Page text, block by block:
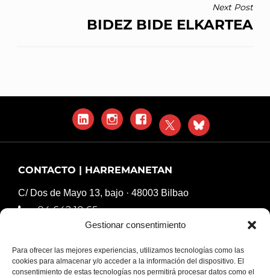
Gestionar consentimiento
Para ofrecer las mejores experiencias, utilizamos tecnologías como las
cookies para almacenar y/o acceder a la información del dispositivo. El
consentimiento de estas tecnologías nos permitirá procesar datos como el
Next Post
BIDEZ BIDE ELKARTEA
LinkedInInstagramFacebook
X
Blue
Sky
CONTACTO | HARREMANETAN
C/ Dos de Mayo 13, bajo · 48003 Bilbao
94 642 10 65
komunikazioa@harresiakapurtuz.org